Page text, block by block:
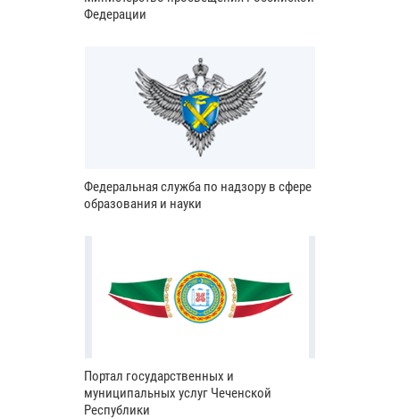
Федерации
Федеральная служба по надзору в сфере
образования и науки
Портал государственных и
муниципальных услуг Чеченской
Республики